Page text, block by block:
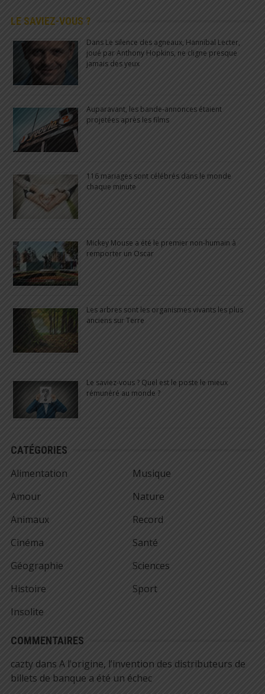
LE SAVIEZ-VOUS ?
Dans Le silence des agneaux, Hannibal Lecter,
joué par Anthony Hopkins, ne cligne presque
jamais des yeux
Auparavant, les bande-annonces étaient
projetées après les films
116 mariages sont célébrés dans le monde
chaque minute
Mickey Mouse a été le premier non-humain à
remporter un Oscar
Les arbres sont les organismes vivants les plus
anciens sur Terre
Le saviez-vous ? Quel est le poste le mieux
rémunéré au monde ?
CATÉGORIES
Alimentation
Amour
Animaux
Cinéma
Géographie
Histoire
Insolite
Musique
Nature
Record
Santé
Sciences
Sport
COMMENTAIRES
caztydans A l’origine, l’invention des distributeurs de
billets de banque a été un échec